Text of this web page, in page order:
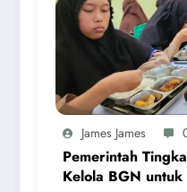
James James
Pemerintah
Kelola BGN